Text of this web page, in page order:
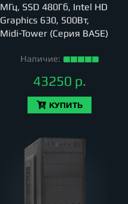
МГц, SSD 480Гб, Intel HD
Graphics 630, 500Вт,
Midi-Tower (Серия BASE)
Наличие:
43250 р.
КУПИТЬ